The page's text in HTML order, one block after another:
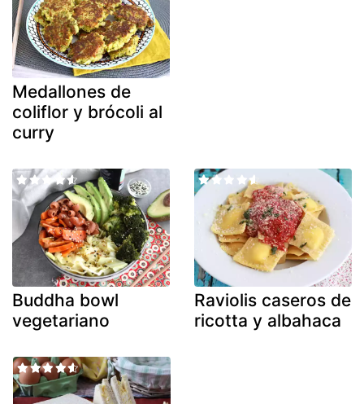
Medallones de
coliflor y brócoli al
curry
Buddha bowl
vegetariano
Raviolis caseros de
ricotta y albahaca